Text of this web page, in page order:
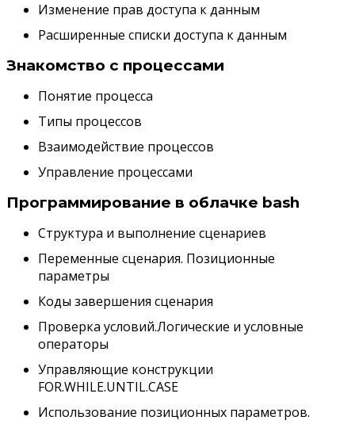
Изменение прав доступа к данным
Расширенные списки доступа к данным
Знакомство с процессами
Понятие процесса
Типы процессов
Взаимодействие процессов
Управление процессами
Программирование в облачке bash
Структура и выполнение сценариев
Переменные сценария. Позиционные
параметры
Коды завершения сценария
Проверка условий.Логические и условные
операторы
Управляющие конструкции
FOR.WHILE.UNTIL.CASE
Использование позиционных параметров.